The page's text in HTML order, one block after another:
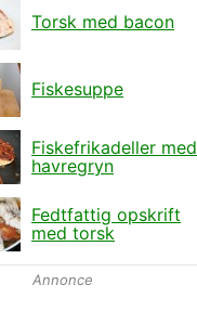
Torsk med bacon
Fiskesuppe
Fiskefrikadeller med
havregryn
Fedtfattig opskrift
med torsk
Annonce